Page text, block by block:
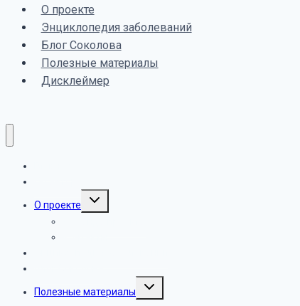
О проекте
Энциклопедия заболеваний
Блог Соколова
Полезные материалы
Дисклеймер
О проекте
Toggle
Полезные материалы
Toggle